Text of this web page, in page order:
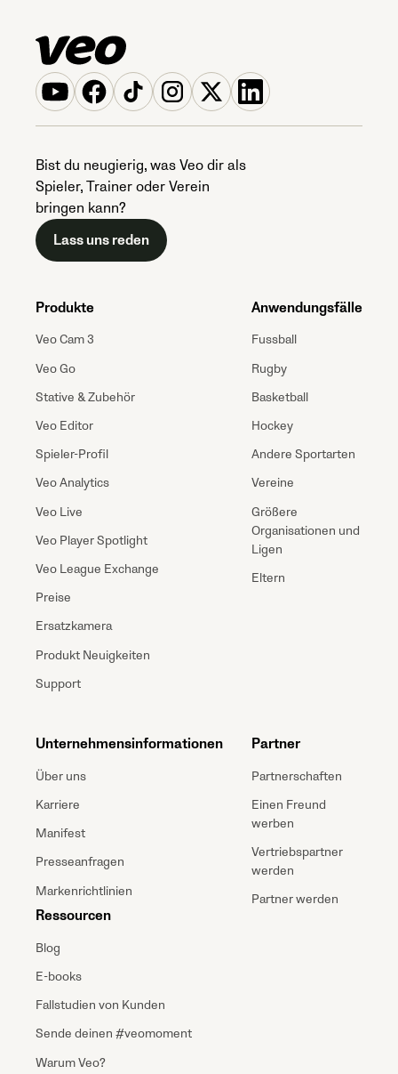
Bist du neugierig, was Veo dir als
Spieler, Trainer oder Verein
bringen kann?
Lass uns reden
Produkte
Veo Cam 3
Veo Go
Stative & Zubehör
Veo Editor
Spieler-Profil
Veo Analytics
Veo Live
Veo Player Spotlight
Veo League Exchange
Preise
Ersatzkamera
Produkt Neuigkeiten
Support
Anwendungsfälle
Fussball
Rugby
Basketball
Hockey
Andere Sportarten
Vereine
Größere
Organisationen und
Ligen
Eltern
Unternehmensinformationen
Über uns
Karriere
Manifest
Presseanfragen
Markenrichtlinien
Ressourcen
Blog
E-books
Fallstudien von Kunden
Sende deinen #veomoment
Warum Veo?
Partner
Partnerschaften
Einen Freund
werben
Vertriebspartner
werden
Partner werden